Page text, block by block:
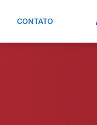
CONTATO